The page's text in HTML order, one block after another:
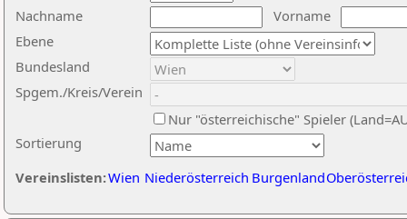
Nachname
Vorname
Ebene
Sortierung
Bundesland
Spgem./Kreis/Verein
Nur "österreichische" Spieler
Vereinslisten:Wien Niederösterreich Burgenland